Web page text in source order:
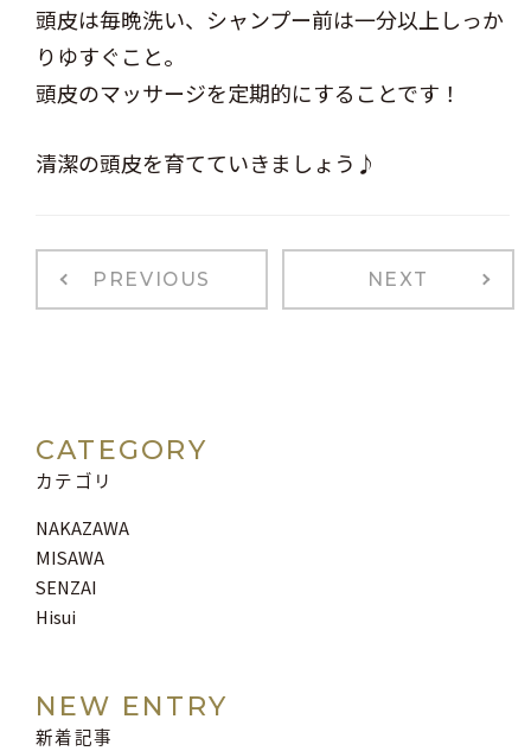
頭皮は毎晩洗い、シャンプー前は一分以上しっか
りゆすぐこと。
頭皮のマッサージを定期的にすることです！
清潔の頭皮を育てていきましょう♪
PREVIOUS NEXT
CATEGORY
カテゴリ
NAKAZAWA
MISAWA
SENZAI
Hisui
NEW ENTRY
新着記事